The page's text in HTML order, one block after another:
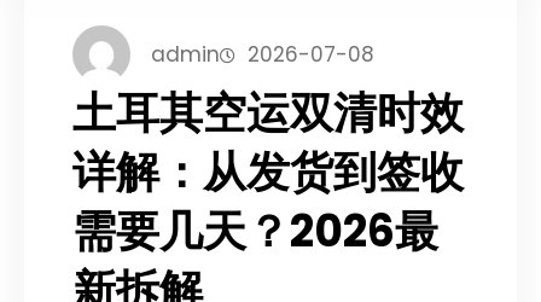
admin 2026-07-08
土耳其空运双清时效
详解：从发货到签收
需要几天？2026最